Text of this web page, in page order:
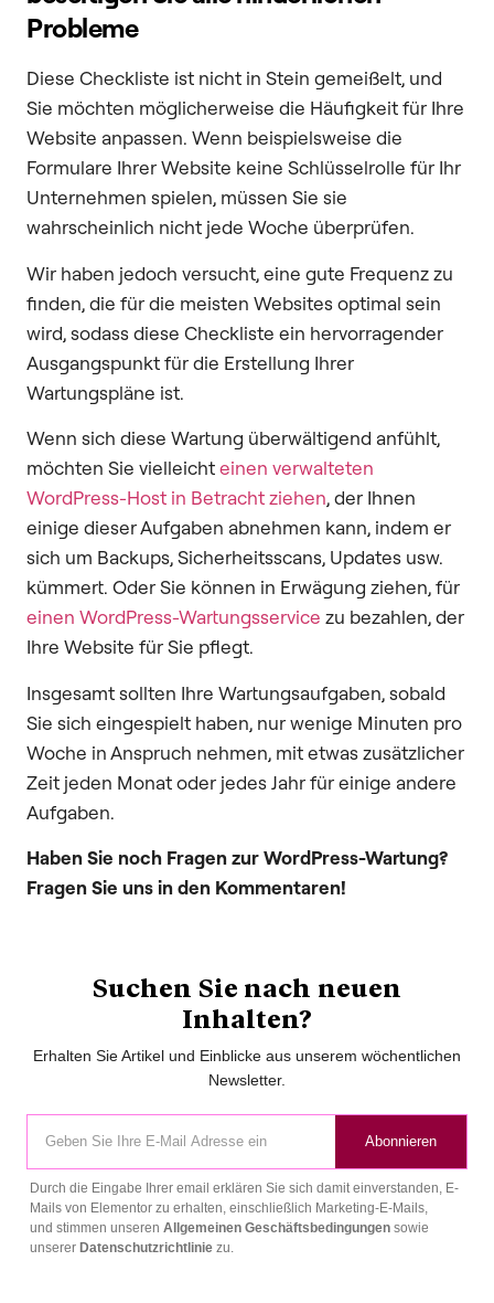
Probleme
Diese Checkliste ist nicht in Stein gemeißelt, und
Sie möchten möglicherweise die Häufigkeit für Ihre
Website anpassen. Wenn beispielsweise die
Formulare Ihrer Website keine Schlüsselrolle für Ihr
Unternehmen spielen, müssen Sie sie
wahrscheinlich nicht jede Woche überprüfen.
Wir haben jedoch versucht, eine gute Frequenz zu
finden, die für die meisten Websites optimal sein
wird, sodass diese Checkliste ein hervorragender
Ausgangspunkt für die Erstellung Ihrer
Wartungspläne ist.
Wenn sich diese Wartung überwältigend anfühlt,
möchten Sie vielleichteinen verwalteten
WordPress-Host in Betracht ziehen, der Ihnen
einige dieser Aufgaben abnehmen kann, indem er
sich um Backups, Sicherheitsscans, Updates usw.
kümmert. Oder Sie können in Erwägung ziehen, für
einen WordPress-Wartungsservice zu bezahlen, der
Ihre Website für Sie pflegt.
Insgesamt sollten Ihre Wartungsaufgaben, sobald
Sie sich eingespielt haben, nur wenige Minuten pro
Woche in Anspruch nehmen, mit etwas zusätzlicher
Zeit jeden Monat oder jedes Jahr für einige andere
Aufgaben.
Haben Sie noch Fragen zur WordPress-Wartung?
Fragen Sie uns in den Kommentaren!
Suchen Sie nach neuen
Inhalten?
Erhalten Sie Artikel und Einblicke aus unserem wöchentlichen
Newsletter.
Abonnieren
Durch die Eingabe Ihrer email erklären Sie sich damit einverstanden, E-
Mails von Elementor zu erhalten, einschließlich Marketing-E-Mails,
und stimmen unseren Allgemeinen Geschäftsbedingungen sowie
unserer Datenschutzrichtlinie zu.